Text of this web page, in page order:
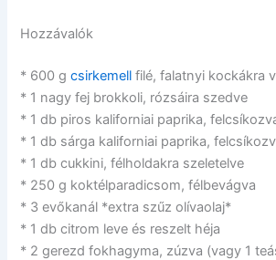
Hozzávalók
* 600 gcsirkemell filé, falatnyi kockákra
* 1 nagy fej brokkoli, rózsáira szedve
* 1 db piros kaliforniai paprika,
* 1 db sárga kaliforniai paprika,
* 1 db cukkini, félholdakra szeletelve
* 250 g koktélparadicsom, félbevágva
* 3 evőkanál *extra szűz olívaolaj*
* 1 db citrom leve és reszelt héja
* 2 gerezd fokhagyma, zúzva (vagy 1